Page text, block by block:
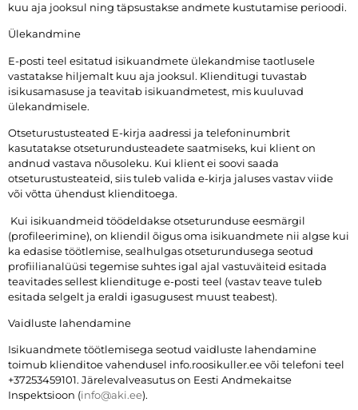
kuu aja jooksul ning täpsustakse andmete kustutamise perioodi.
Ülekandmine
E-posti teel esitatud isikuandmete ülekandmise taotlusele
vastatakse hiljemalt kuu aja jooksul. Klienditugi tuvastab
isikusamasuse ja teavitab isikuandmetest, mis kuuluvad
ülekandmisele.
Otseturustusteated E-kirja aadressi ja telefoninumbrit
kasutatakse otseturundusteadete saatmiseks, kui klient on
andnud vastava nõusoleku. Kui klient ei soovi saada
otseturustusteateid, siis tuleb valida e-kirja jaluses vastav viide
või võtta ühendust klienditoega.
Kui isikuandmeid töödeldakse otseturunduse eesmärgil
(profileerimine), on kliendil õigus oma isikuandmete nii algse kui
ka edasise töötlemise, sealhulgas otseturundusega seotud
profiilianalüüsi tegemise suhtes igal ajal vastuväiteid esitada
teavitades sellest kliendituge e-posti teel (vastav teave tuleb
esitada selgelt ja eraldi igasugusest muust teabest).
Vaidluste lahendamine
Isikuandmete töötlemisega seotud vaidluste lahendamine
toimub klienditoe vahendusel info.roosikuller.ee või telefoni teel
+37253459101. Järelevalveasutus on Eesti Andmekaitse
Inspektsioon (info@aki.ee).